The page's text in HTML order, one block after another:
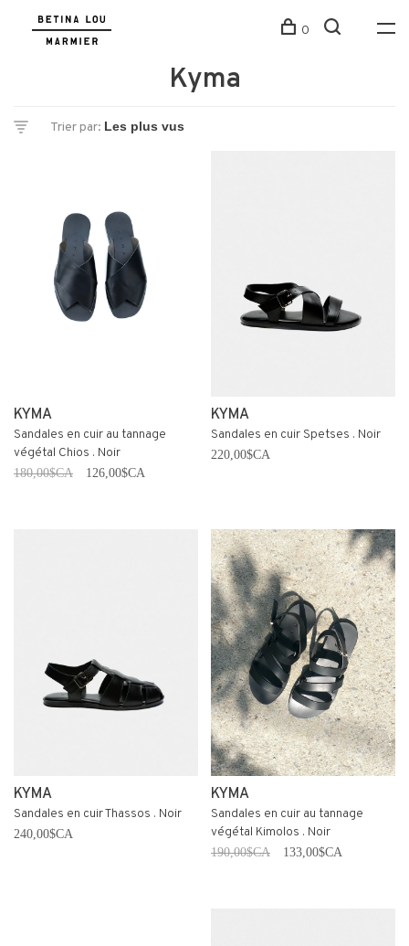
0
Kyma
Trier par:
KYMA
Sandales en cuir au tannage
végétal Chios . Noir
180,00$CA 126,00$CA
KYMA
Sandales en cuir Spetses . Noir
220,00$CA
KYMA
Sandales en cuir Thassos . Noir
240,00$CA
KYMA
Sandales en cuir au tannage
végétal Kimolos . Noir
190,00$CA 133,00$CA